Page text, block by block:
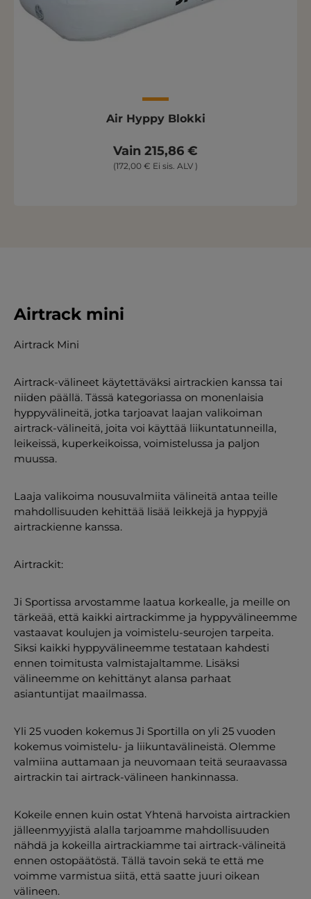
Air Hyppy Blokki
Vain 215,86 €
(172,00 € Ei sis. ALV )
Airtrack mini
Airtrack Mini
Airtrack-välineet käytettäväksi airtrackien kanssa tai
niiden päällä. Tässä kategoriassa on monenlaisia
hyppyvälineitä, jotka tarjoavat laajan valikoiman
airtrack-välineitä, joita voi käyttää liikuntatunneilla,
leikeissä, kuperkeikoissa, voimistelussa ja paljon
muussa.
Laaja valikoima nousuvalmiita välineitä antaa teille
mahdollisuuden kehittää lisää leikkejä ja hyppyjä
airtrackienne kanssa.
Airtrackit:
Ji Sportissa arvostamme laatua korkealle, ja meille on
tärkeää, että kaikki airtrackimme ja hyppyvälineemme
vastaavat koulujen ja voimistelu-seurojen tarpeita.
Siksi kaikki hyppyvälineemme testataan kahdesti
ennen toimitusta valmistajaltamme. Lisäksi
välineemme on kehittänyt alansa parhaat
asiantuntijat maailmassa.
Yli 25 vuoden kokemus Ji Sportilla on yli 25 vuoden
kokemus voimistelu- ja liikuntavälineistä. Olemme
valmiina auttamaan ja neuvomaan teitä seuraavassa
airtrackin tai airtrack-välineen hankinnassa.
Kokeile ennen kuin ostat Yhtenä harvoista airtrackien
jälleenmyyjistä alalla tarjoamme mahdollisuuden
nähdä ja kokeilla airtrackiamme tai airtrack-välineitä
ennen ostopäätöstä. Tällä tavoin sekä te että me
voimme varmistua siitä, että saatte juuri oikean
välineen.